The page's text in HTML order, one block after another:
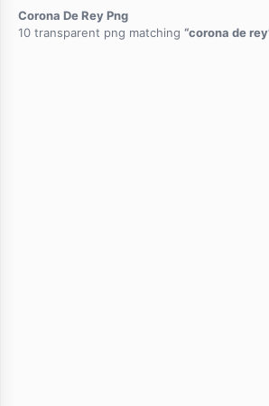
Corona De Rey Png
10 transparent png matching
corona de rey